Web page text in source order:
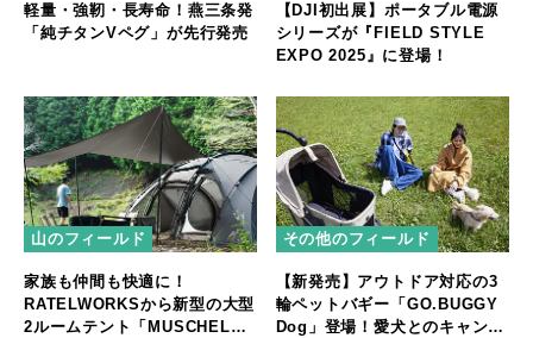
軽量・強靭・長寿命！燕三条発
「純チタンVペグ」が先行発売
【DJI初出展】ポータブル電源
シリーズが『FIELD STYLE
EXPO 2025』に登場！
山のフィールド
家族も仲間も快適に！
RATELWORKSから新型の大型
2ルームテント「MUSCHEL」
その他のフィールド
【新発売】アウトドア対応の3
輪ペットバギー「GO.BUGGY
Dog」登場！愛犬とのキャンプ